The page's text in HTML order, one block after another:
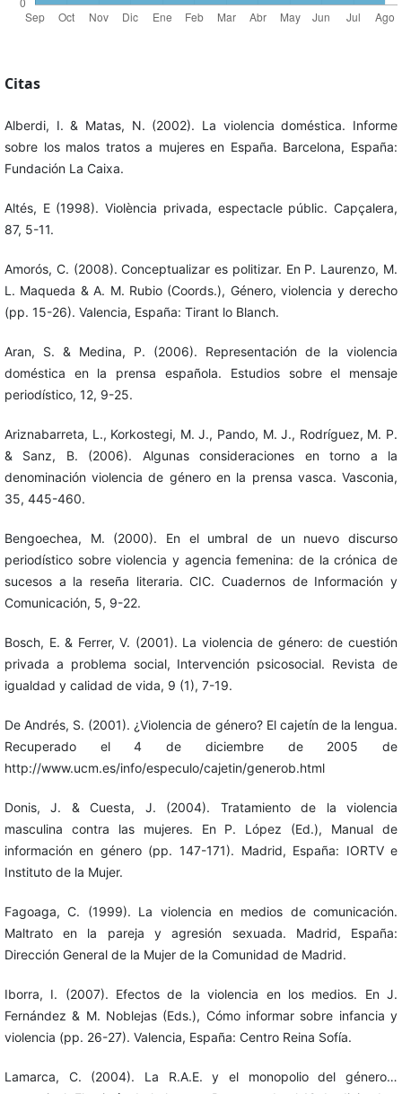
Citas
Alberdi, I. & Matas, N. (2002). La violencia doméstica. Informe
sobre los malos tratos a mujeres en España. Barcelona, España:
Fundación La Caixa.
Altés, E (1998). Violència privada, espectacle públic. Capçalera,
87, 5-11.
Amorós, C. (2008). Conceptualizar es politizar. En P. Laurenzo, M.
L. Maqueda & A. M. Rubio (Coords.), Género, violencia y derecho
(pp. 15-26). Valencia, España: Tirant lo Blanch.
Aran, S. & Medina, P. (2006). Representación de la violencia
doméstica en la prensa española. Estudios sobre el mensaje
periodístico, 12, 9-25.
Ariznabarreta, L., Korkostegi, M. J., Pando, M. J., Rodríguez, M. P.
& Sanz, B. (2006). Algunas consideraciones en torno a la
denominación violencia de género en la prensa vasca. Vasconia,
35, 445-460.
Bengoechea, M. (2000). En el umbral de un nuevo discurso
periodístico sobre violencia y agencia femenina: de la crónica de
sucesos a la reseña literaria. CIC. Cuadernos de Información y
Comunicación, 5, 9-22.
Bosch, E. & Ferrer, V. (2001). La violencia de género: de cuestión
privada a problema social, Intervención psicosocial. Revista de
igualdad y calidad de vida, 9 (1), 7-19.
De Andrés, S. (2001). ¿Violencia de género? El cajetín de la lengua.
Recuperado el 4 de diciembre de 2005 de
http://www.ucm.es/info/especulo/cajetin/generob.html
Donis, J. & Cuesta, J. (2004). Tratamiento de la violencia
masculina contra las mujeres. En P. López (Ed.), Manual de
información en género (pp. 147-171). Madrid, España: IORTV e
Instituto de la Mujer.
Fagoaga, C. (1999). La violencia en medios de comunicación.
Maltrato en la pareja y agresión sexuada. Madrid, España:
Dirección General de la Mujer de la Comunidad de Madrid.
Iborra, I. (2007). Efectos de la violencia en los medios. En J.
Fernández & M. Noblejas (Eds.), Cómo informar sobre infancia y
violencia (pp. 26-27). Valencia, España: Centro Reina Sofía.
Lamarca, C. (2004). La R.A.E. y el monopolio del género…